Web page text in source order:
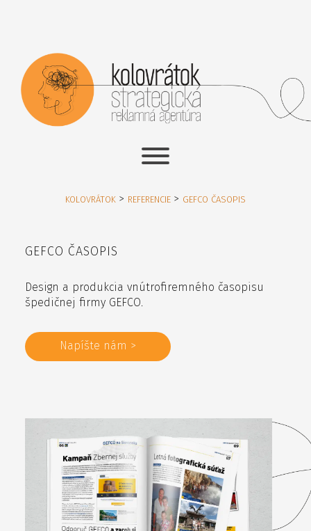
KOLOVRÁTOK > REFERENCIE > GEFCO ČASOPIS
GEFCO ČASOPIS
Design a produkcia vnútrofiremného časopisu
špedičnej firmy GEFCO.
Napíšte nám >